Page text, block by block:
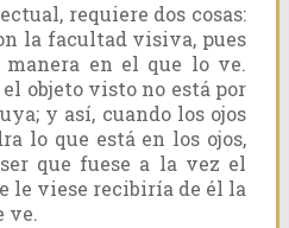
requiere dos cosas:
la facultad visiva, pues
en el que lo ve.
objeto visto no está por
y así, cuando los ojos
lo que está en los ojos,
que fuese a la vez el
le viese recibiría de él la
ve.